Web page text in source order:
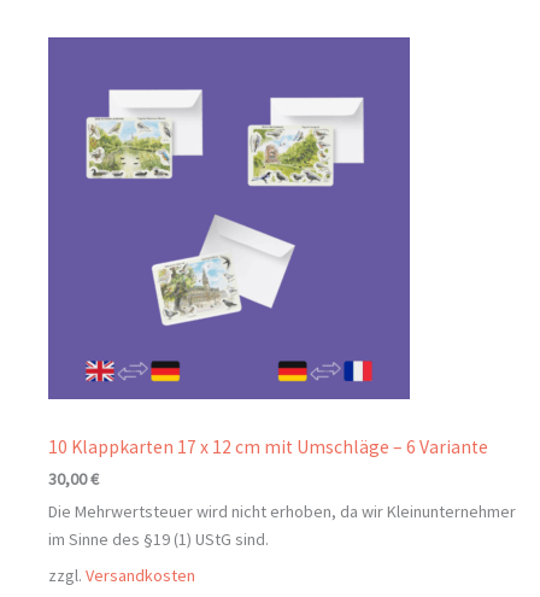
10 Klappkarten 17 x 12 cm mit Umschläge – 6 Variante
30,00€
Die Mehrwertsteuer wird nicht erhoben, da wir Kleinunternehmer
im Sinne des §19 (1) UStG sind.
zzgl. Versandkosten